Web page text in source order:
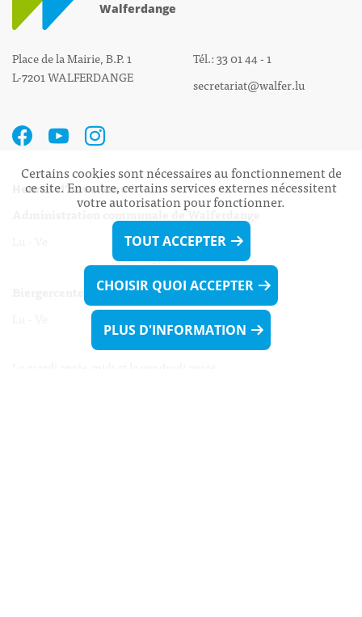
Walferdange
Place de la Mairie, B.P. 1
L-7201 WALFERDANGE
Tél.: 33 01 44 - 1
secretariat@walfer.lu
Heures d’ouverture:
Administration communale de Walferdange
Lu - Ve 08h00 - 11h30
13h30 - 16h00
Lu - Ve 08h00 - 11h30
13h30 - 16h00
Certains cookies sont nécessaires au fonctionnement de
ce site. En outre, certains services externes nécessitent
votre autorisation pour fonctionner.
TOUT ACCEPTER
CHOISIR QUOI ACCEPTER
PLUS D'INFORMATION